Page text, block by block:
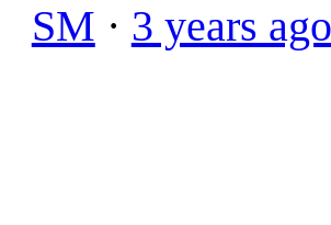
SM · 3 years ago